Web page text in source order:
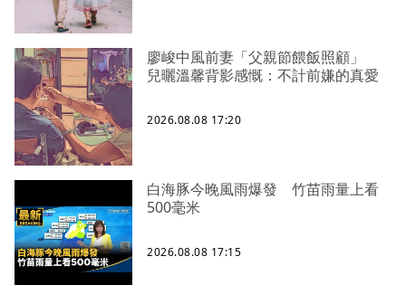
廖峻中風前妻「父親節餵飯照顧」
兒曬溫馨背影感慨：不計前嫌的真愛
2026.08.08 17:20
白海豚今晚風雨爆發 竹苗雨量上看
500毫米
2026.08.08 17:15